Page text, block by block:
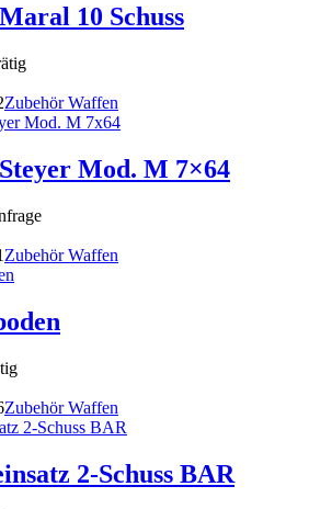
10 Schuss
Zubehör Waffen
Mod. M 7×64
Zubehör Waffen
Zubehör Waffen
2-Schuss BAR